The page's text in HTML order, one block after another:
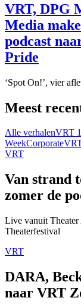
VRT, DPG
Media
podcast
Pride
‘Spot On!’, vier
Meest
Alle verhalenVRT 1
WeekCorporate
VRT
Van strand
zomer de
Live vanuit Theater
Theaterfestival
VRT
DARA,
naar VRT